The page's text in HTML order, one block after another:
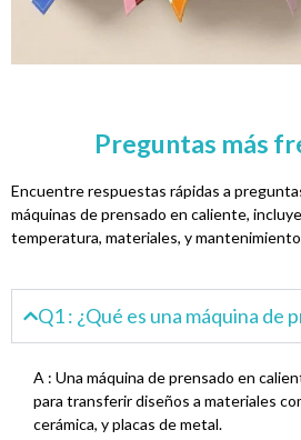
Preguntas más
Encuentre respuestas rápidas a
máquinas de prensado en caliente,
temperatura, materiales, y
Q1 : ¿Qué es una máquina de
A : Una máquina de prensado en
para transferir diseños a materiales
cerámica, y placas de metal.